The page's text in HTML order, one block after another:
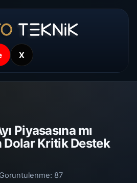
X
Piyasasına mı
Kritik Destek
Goruntulenme: 87